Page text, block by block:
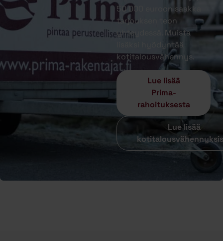
50 000 euroon saakka
tarjouksen teon
yhteydessä. Muista
lisäksi hyödyntää
kotitalousvähennys.
Lue lisää
Prima-
rahoituksesta
Lue lisää